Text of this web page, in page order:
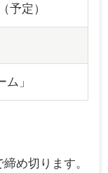
予定）
」
め切ります。